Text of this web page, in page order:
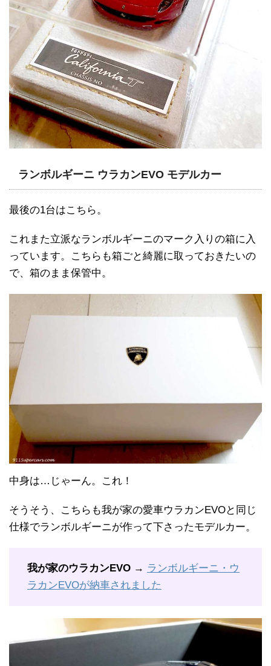
ランボルギーニ ウラカンEVO モデルカー
最後の1台はこちら。
これまた立派なランボルギーニのマーク入りの箱に入
っています。こちらも箱ごと綺麗に取っておきたいの
で、箱のまま保管中。
中身は…じゃーん。これ！
そうそう、こちらも我が家の愛車ウラカンEVOと同じ
仕様でランボルギーニが作って下さったモデルカー。
我が家のウラカンEVO → ランボルギーニ・ウ
ラカンEVOが納車されました